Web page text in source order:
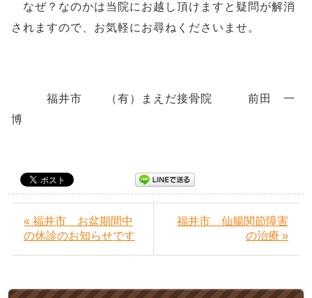
なぜ？なのかは当院にお越し頂けますと疑問が解消
されますので、お気軽にお尋ねくださいませ。
福井市 （有）まえだ接骨院 前田 一
博
« 福井市 お盆期間中
の休診のお知らせです
福井市 仙腸関節障害
の治療 »